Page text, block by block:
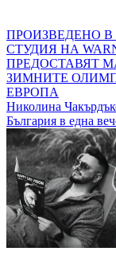
Навигация
ПРОИЗВЕДЕНО
СТУДИЯ НА
ПРЕДОСТАВЯТ
ЗИМНИТЕ
ЕВРОПА
Николина
България в една